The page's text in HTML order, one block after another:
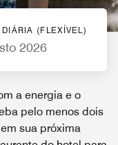
Downtown
DIÁRIA (FLEXÍVEL)
2026
a energia e o
pelo menos dois
sua próxima